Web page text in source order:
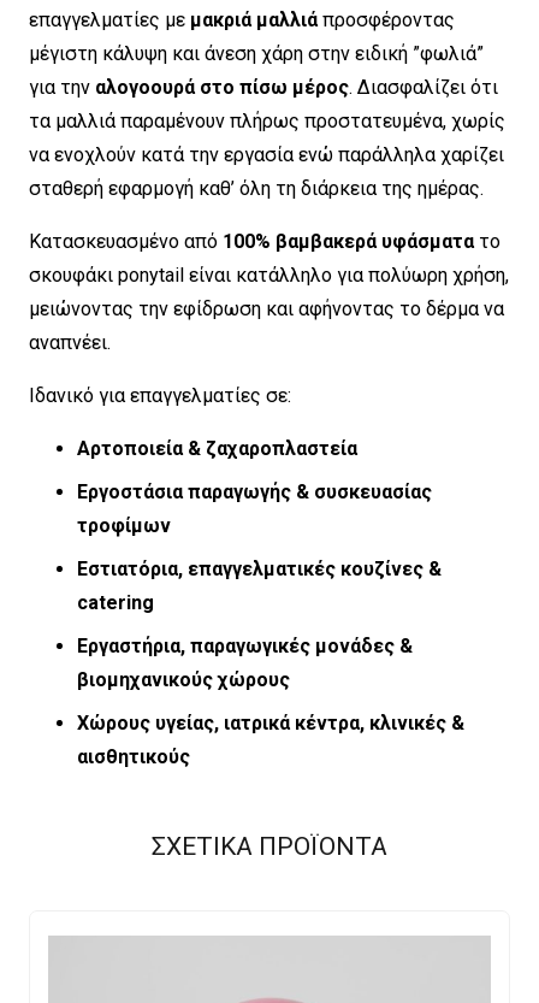
επαγγελματίες με μακριά μαλλιάπροσφέροντας
μέγιστη κάλυψη και άνεση χάρη στην ειδική ”φωλιά”
για την αλογοουρά στο πίσω μέρος. Διασφαλίζει ότι
τα μαλλιά παραμένουν πλήρως προστατευμένα, χωρίς
να ενοχλούν κατά την εργασία ενώ παράλληλα χαρίζει
σταθερή εφαρμογή καθ’ όλη τη διάρκεια της ημέρας.
Κατασκευασμένο από 100% βαμβακερά υφάσματα το
σκουφάκι ponytail είναι κατάλληλο για πολύωρη χρήση,
μειώνοντας την εφίδρωση και αφήνοντας το δέρμα να
αναπνέει.
Ιδανικό για επαγγελματίες σε:
Αρτοποιεία & ζαχαροπλαστεία
Εργοστάσια παραγωγής & συσκευασίας
τροφίμων
Εστιατόρια, επαγγελματικές κουζίνες &
catering
Εργαστήρια, παραγωγικές μονάδες &
βιομηχανικούς χώρους
Χώρους υγείας, ιατρικά κέντρα, κλινικές &
αισθητικούς
ΣΧΕΤΙΚΑ ΠΡΟΪΟΝΤΑ